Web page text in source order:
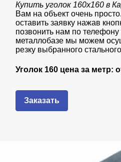
Купить уголок 160х160 в
Вам на объект очень
оставить заявку нажав
позвонить нам по
металлобазе мы можем
резку выбранного
Уголок 160 цена за метр:
Заказать